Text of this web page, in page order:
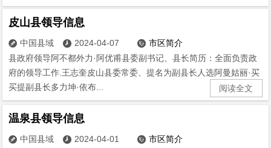
皮山县领导信息
 中国县域  2024-04-07  市区简介
县政府领导阿不都外力·阿优甫县委副书记、县长简历：全面负责政
府的领导工作.王志奎皮山县委常委、提名为副县长人选阿曼姑丽·买
买提副县长多力坤·依布...
阅读全文
温泉县领导信息
 中国县域  2024-04-01  市区简介